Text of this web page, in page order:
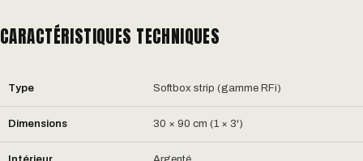
CARACTÉRISTIQUES TECHNIQUES
Type Softbox strip (gamme RFi)
Dimensions 30 × 90 cm (1 × 3')